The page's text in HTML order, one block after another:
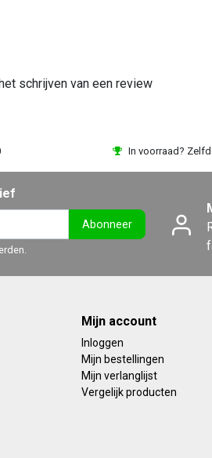
schrijven van een review
In voorraad?
Abonneer
Mijn account
Inloggen
Mijn bestellingen
Mijn verlanglijst
Vergelijk producten